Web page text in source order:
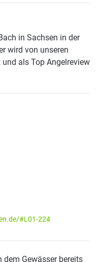
in Sachsen in der
wird von unseren
als Top Angelreview
#L01-224
Gewässer bereits